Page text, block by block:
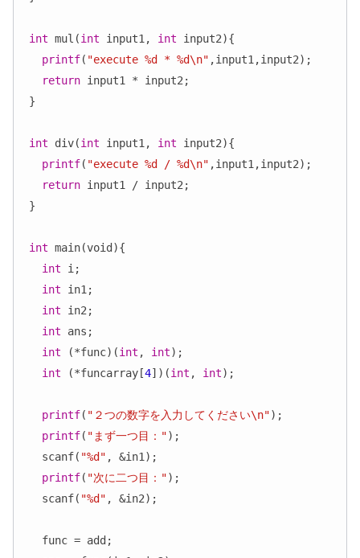
int mul(int input1, int input2){
printf( "execute %d * %d\n" ,input1,input2);
return input1 * input2;
}
int div(int input1, int input2){
printf( "execute %d / %d\n" ,input1,input2);
return input1 / input2;
}
int main(void){
int i;
int in1;
int in2;
int ans;
int (*func)(int , int);
int (*funcarray[4])(int , int);
printf( "２つの数字を入力してください\n");
printf( "まず一つ目：");
  scanf(
"%d" , &in1);
printf( "次に二つ目：");
  scanf(
"%d" , &in2);